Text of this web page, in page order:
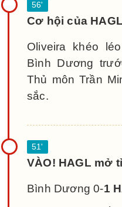
Cơ hội của HAGL
Oliveira khéo
Bình Dương
Thủ môn Trần
sắc.
VÀO! HAGL mở
Bình Dương 0-1